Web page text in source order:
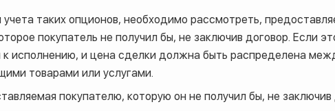
таких опционов, необходимо рассмотреть,
покупатель не получил бы, не заключив договор. Если
к исполнению, и цена сделки должна быть распределена
товарами или услугами.
покупателю, которую он не получил бы, не заключив